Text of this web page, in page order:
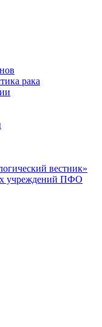
рака
вестник»
учреждений ПФО